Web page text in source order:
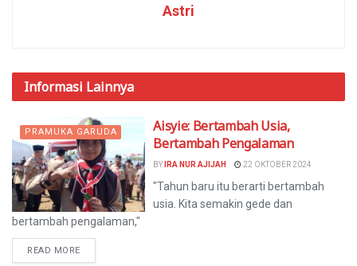
Astri
Informasi Lainnya
PRAMUKA GARUDA
Aisyie: Bertambah Usia,
Bertambah Pengalaman
BY IRA NUR AJIJAH 22 OKTOBER 2024
"Tahun baru itu berarti bertambah
usia. Kita semakin gede dan
bertambah pengalaman,"
READ MORE